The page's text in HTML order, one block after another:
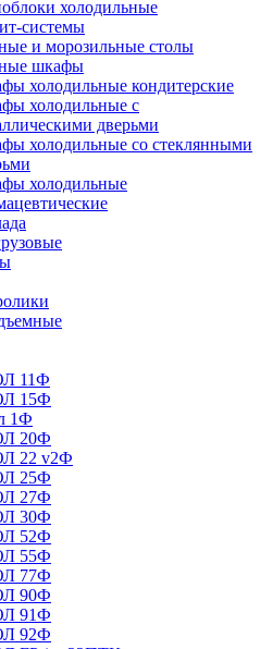
холодильные
системы
и морозильные столы
шкафы
холодильные кондитерские
холодильные с
дверьми
холодильные со стеклянными
холодильные
11Ф
15Ф
1Ф
20Ф
22 v2Ф
25Ф
27Ф
30Ф
52Ф
55Ф
77Ф
90Ф
91Ф
92Ф